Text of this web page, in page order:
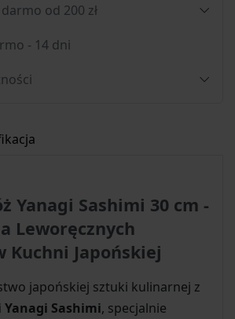
od 200 zł
- 14 dni
Yanagi Sashimi 30 cm -
Leworęcznych
Kuchni Japońskiej
japońskiej sztuki kulinarnej z
Sashimi, specjalnie